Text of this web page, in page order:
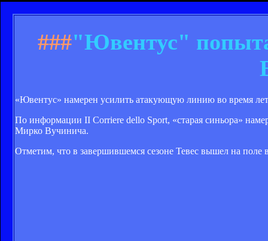
###"Ювентус"
«Ювентус» намерен усилить атакующую линию во время
По информации II Corriere dello Sport, «старая синьора»
Мирко Вучинича.
Отметим, что в завершившемся сезоне Тевес вышел на поле